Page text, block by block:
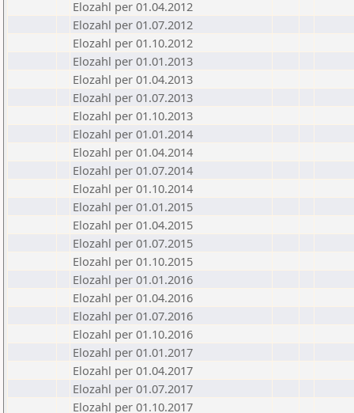
Elozahl per 01.04.2012
Elozahl per 01.07.2012
Elozahl per 01.10.2012
Elozahl per 01.01.2013
Elozahl per 01.04.2013
Elozahl per 01.07.2013
Elozahl per 01.10.2013
Elozahl per 01.01.2014
Elozahl per 01.04.2014
Elozahl per 01.07.2014
Elozahl per 01.10.2014
Elozahl per 01.01.2015
Elozahl per 01.04.2015
Elozahl per 01.07.2015
Elozahl per 01.10.2015
Elozahl per 01.01.2016
Elozahl per 01.04.2016
Elozahl per 01.07.2016
Elozahl per 01.10.2016
Elozahl per 01.01.2017
Elozahl per 01.04.2017
Elozahl per 01.07.2017
Elozahl per 01.10.2017